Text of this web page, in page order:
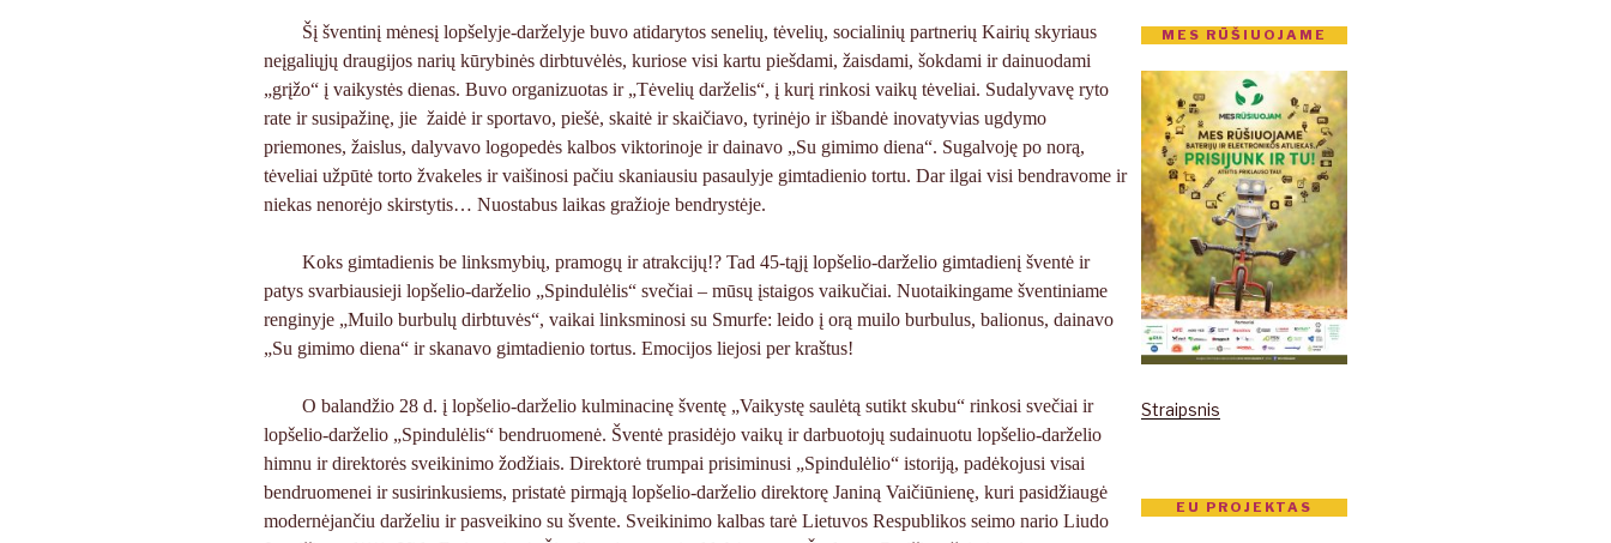
Šį šventinį mėnesį lopšelyje-darželyje buvo atidarytos senelių, tėvelių, socialinių partnerių Kairių skyriaus
neįgaliųjų draugijos narių kūrybinės dirbtuvėlės, kuriose visi kartu piešdami, žaisdami, šokdami ir dainuodami
„grįžo“ į vaikystės dienas. Buvo organizuotas ir „Tėvelių darželis“, į kurį rinkosi vaikų tėveliai. Sudalyvavę ryto
rate ir susipažinę, jie žaidė ir sportavo, piešė, skaitė ir skaičiavo, tyrinėjo ir išbandė inovatyvias ugdymo
priemones, žaislus, dalyvavo logopedės kalbos viktorinoje ir dainavo „Su gimimo diena“. Sugalvoję po norą,
tėveliai užpūtė torto žvakeles ir vaišinosi pačiu skaniausiu pasaulyje gimtadienio tortu. Dar ilgai visi bendravome ir
niekas nenorėjo skirstytis… Nuostabus laikas gražioje bendrystėje.
Koks gimtadienis be linksmybių, pramogų ir atrakcijų!? Tad 45-tąjį lopšelio-darželio gimtadienį šventė ir
patys svarbiausieji lopšelio-darželio „Spindulėlis“ svečiai – mūsų įstaigos vaikučiai. Nuotaikingame šventiniame
renginyje „Muilo burbulų dirbtuvės“, vaikai linksminosi su Smurfe: leido į orą muilo burbulus, balionus, dainavo
„Su gimimo diena“ ir skanavo gimtadienio tortus. Emocijos liejosi per kraštus!
O balandžio 28 d. į lopšelio-darželio kulminacinę šventę „Vaikystę saulėtą sutikt skubu“ rinkosi svečiai ir
lopšelio-darželio „Spindulėlis“ bendruomenė. Šventė prasidėjo vaikų ir darbuotojų sudainuotu lopšelio-darželio
himnu ir direktorės sveikinimo žodžiais. Direktorė trumpai prisiminusi „Spindulėlio“ istoriją, padėkojusi visai
bendruomenei ir susirinkusiems, pristatė pirmąją lopšelio-darželio direktorę Janiną Vaičiūnienę, kuri pasidžiaugė
modernėjančiu darželiu ir pasveikino su švente. Sveikinimo kalbas tarė Lietuvos Respublikos seimo nario Liudo
MES RŪŠIUOJAME
Straipsnis
EU PROJEKTAS